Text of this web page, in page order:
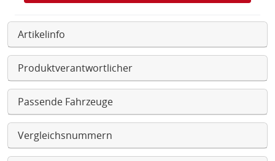
Artikelinfo
Produktverantwortlicher
Passende Fahrzeuge
Vergleichsnummern